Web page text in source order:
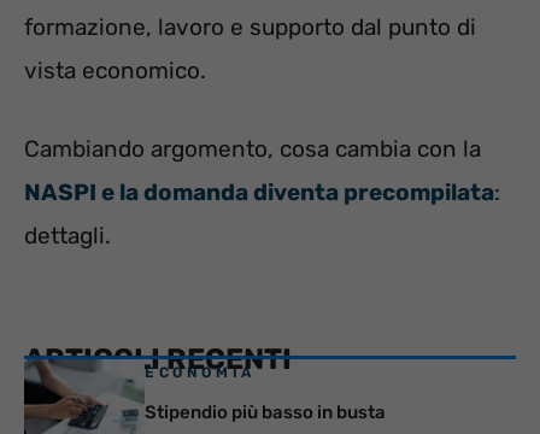
formazione, lavoro e supporto dal punto di
vista economico.
Cambiando argomento, cosa cambia con la
NASPI e la domanda diventa precompilata:
dettagli.
ARTICOLI RECENTI
ECONOMIA
Stipendio più basso in busta